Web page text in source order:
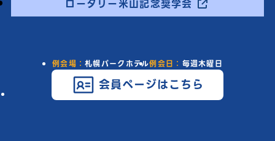
ロータリー米山記念奨学会
例会場：札幌パークホテル例会日： 毎週木曜日
会員ページはこちら